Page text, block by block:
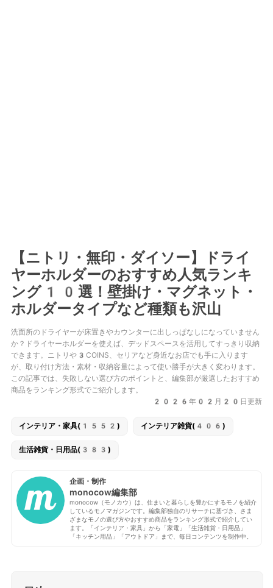
【ニトリ・無印・ダイソー】ドライ
ヤーホルダーのおすすめ人気ランキ
ング10選！壁掛け・マグネット・
ホルダータイプなど種類も沢山
洗面所のドライヤーが床置きやカウンターに出しっぱなしになっていません
か？ドライヤーホルダーを使えば、デッドスペースを活用してすっきり収納
できます。ニトリや3COINS、セリアなど身近なお店でも手に入ります
が、取り付け方法・素材・収納容量によって使い勝手が大きく変わります。
この記事では、失敗しない選び方のポイントと、編集部が厳選したおすすめ
商品をランキング形式でご紹介します。
2026年02月20日更新
インテリア・家具(1552) インテリア雑貨(406)
生活雑貨・日用品(383)
企画・制作
monocow編集部
monocow（モノカウ）は、住まいと暮らしを豊かにするモノを紹介
しているモノマガジンです。編集部独自のリサーチに基づき、さま
ざまなモノの選び方やおすすめ商品をランキング形式で紹介してい
ます。「インテリア・家具」から「家電」「生活雑貨・日用品」
「キッチン用品」「アウトドア」まで、毎日コンテンツを制作中。